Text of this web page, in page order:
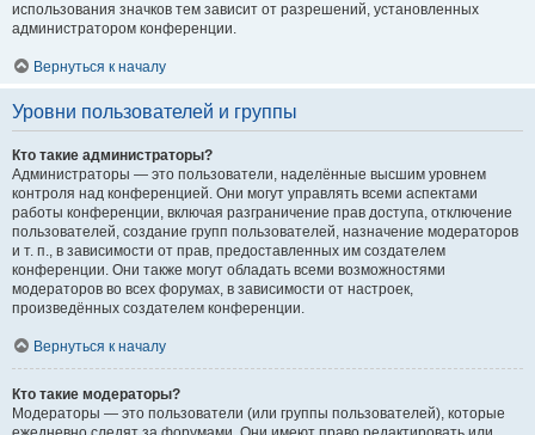
использования значков тем зависит от разрешений, установленных
администратором конференции.
Вернуться к началу
Уровни пользователей и группы
Кто такие администраторы?
Администраторы — это пользователи, наделённые высшим уровнем
контроля над конференцией. Они могут управлять всеми аспектами
работы конференции, включая разграничение прав доступа, отключение
пользователей, создание групп пользователей, назначение модераторов
и т. п., в зависимости от прав, предоставленных им создателем
конференции. Они также могут обладать всеми возможностями
модераторов во всех форумах, в зависимости от настроек,
произведённых создателем конференции.
Вернуться к началу
Кто такие модераторы?
Модераторы — это пользователи (или группы пользователей), которые